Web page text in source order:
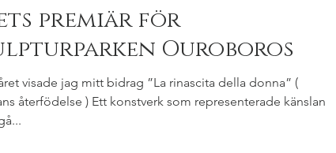
premiär för
Ouroboros
visade jag mitt bidrag ”La rinascita della donna” (
återfödelse ) Ett konstverk som representerade känslan